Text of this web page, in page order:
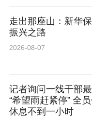
科学实验秀通过演
走出那座山：新华
振兴之路
2026-08-07
记者询问一线干部
“希望雨赶紧停” 全
休息不到一小时